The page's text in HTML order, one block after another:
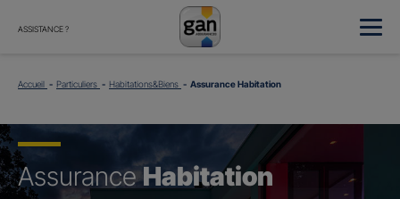
ASSISTANCE ?
Accueil Particuliers Habitations&Biens Assurance Habitation
AssuranceHabitation